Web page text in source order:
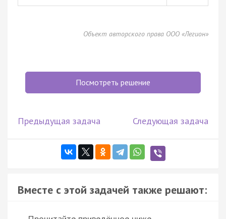
Объект авторского права ООО «Легион»
Посмотреть решение
Предыдущая задача Следующая задача
Вместе с этой задачей также решают: